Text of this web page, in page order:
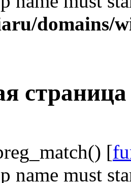
domains/
страница
[
name must